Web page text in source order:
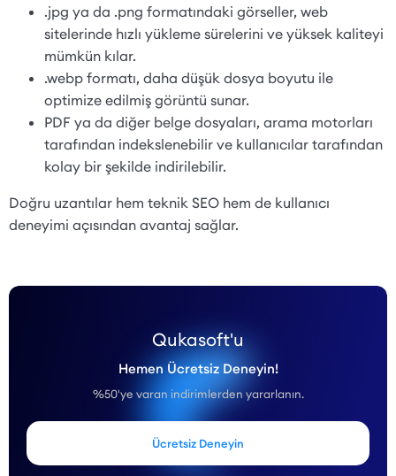
.jpg ya da .png formatındaki görseller, web
sitelerinde hızlı yükleme sürelerini ve yüksek kaliteyi
mümkün kılar.
.webp formatı, daha düşük dosya boyutu ile
optimize edilmiş görüntü sunar.
PDF ya da diğer belge dosyaları, arama motorları
tarafından indekslenebilir ve kullanıcılar tarafından
kolay bir şekilde indirilebilir.
Doğru uzantılar hem teknik SEO hem de kullanıcı
deneyimi açısından avantaj sağlar.
Qukasoft'u
Hemen Ücretsiz Deneyin!
%50'ye varan indirimlerden yararlanın.
Ücretsiz Deneyin